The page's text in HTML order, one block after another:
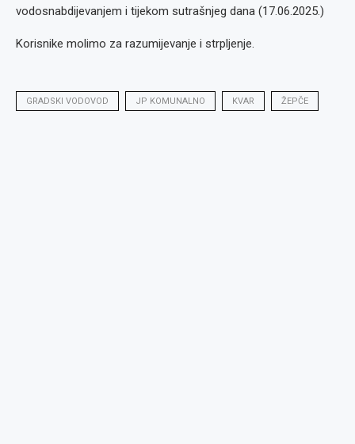
vodosnabdijevanjem i tijekom sutrašnjeg dana (17.06.2025.)
Korisnike molimo za razumijevanje i strpljenje.
GRADSKI VODOVOD JP KOMUNALNO KVAR ŽEPČE